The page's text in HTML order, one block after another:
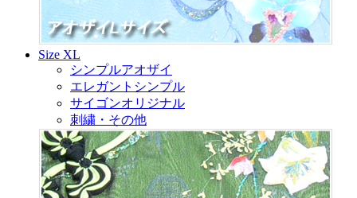
Size XL
シンプルアオザイ
エレガントシンプル
サイゴンオリジナル
刺繍・その他